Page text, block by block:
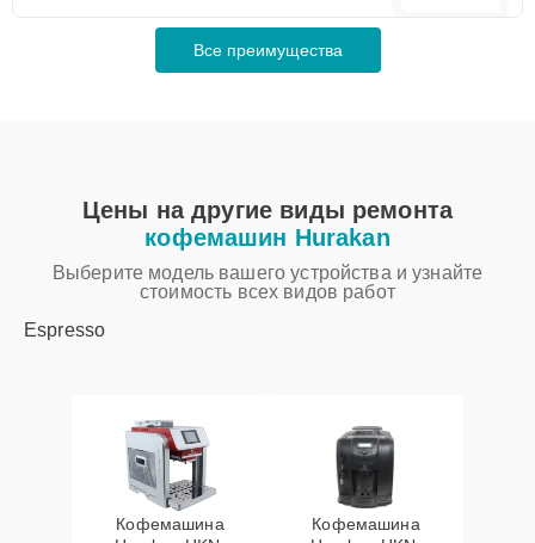
Все преимущества
Цены на другие виды ремонта
кофемашин Hurakan
Выберите модель вашего устройства и узнайте
стоимость всех видов работ
Espresso
Кофемашина
Кофемашина